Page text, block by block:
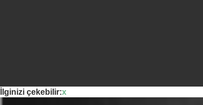
İlginizi çekebilir:x